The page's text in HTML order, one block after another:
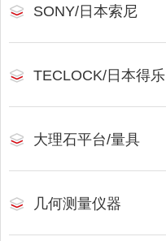
SONY/日本索尼
TECLOCK/日本得乐
大理石平台/量具
几何测量仪器